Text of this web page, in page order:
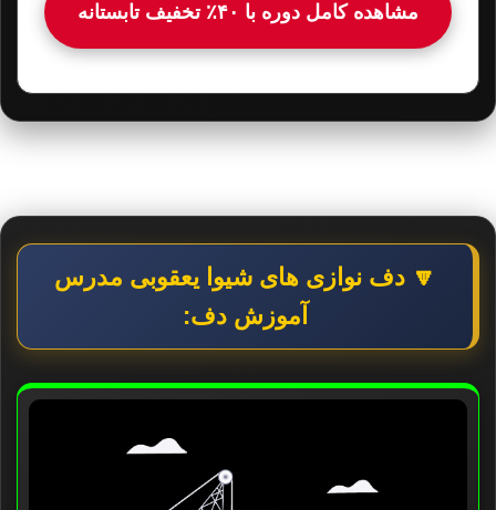
مشاهده کامل دوره با ۴۰٪ تخفیف تابستانه
🔽 دف نوازی های شیوا یعقوبی مدرس
آموزش دف: